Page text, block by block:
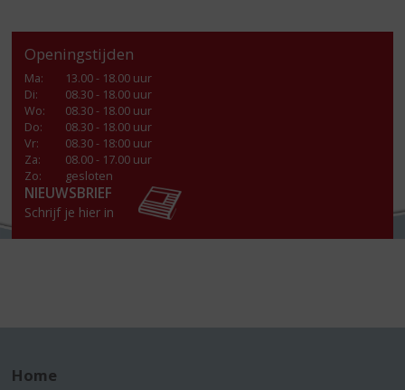
Openingstijden
Ma:
13.00 - 18.00 uur
Di:
08.30 - 18.00 uur
Wo:
08.30 - 18.00 uur
Do:
08.30 - 18.00 uur
Vr:
08.30 - 18:00 uur
Za:
08.00 - 17.00 uur
Zo:
gesloten
NIEUWSBRIEF
Schrijf je hier in
Home